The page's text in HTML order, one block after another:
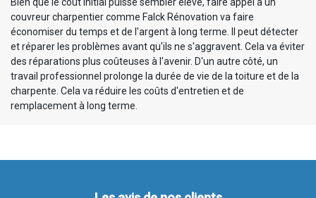
Bien que le coût initial puisse sembler élevé, faire appel à un
couvreur charpentier comme Falck Rénovation va faire
économiser du temps et de l'argent à long terme. Il peut détecter
et réparer les problèmes avant qu'ils ne s'aggravent. Cela va éviter
des réparations plus coûteuses à l'avenir. D'un autre côté, un
travail professionnel prolonge la durée de vie de la toiture et de la
charpente. Cela va réduire les coûts d'entretien et de
remplacement à long terme.